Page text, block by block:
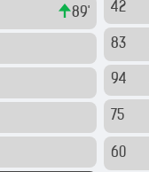
89' 42
83
94
75
60